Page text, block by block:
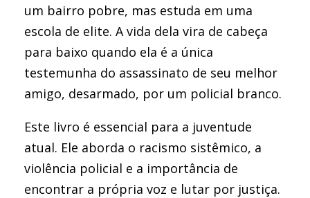
um bairro pobre, mas estuda em uma
escola de elite. A vida dela vira de cabeça
para baixo quando ela é a única
testemunha do assassinato de seu melhor
amigo, desarmado, por um policial branco.
Este livro é essencial para a juventude
atual. Ele aborda o racismo sistêmico, a
violência policial e a importância de
encontrar a própria voz e lutar por justiça.